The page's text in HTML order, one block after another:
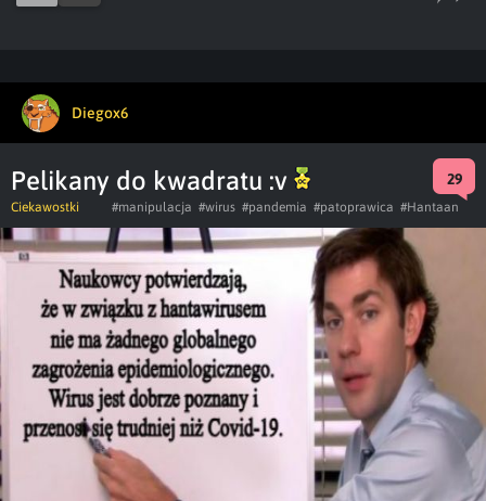
Diegox6
Pelikany do kwadratu :v 29
Ciekawostki #manipulacja #wirus #pandemia #patoprawica #Hantaan